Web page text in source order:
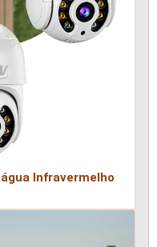
Infravermelho